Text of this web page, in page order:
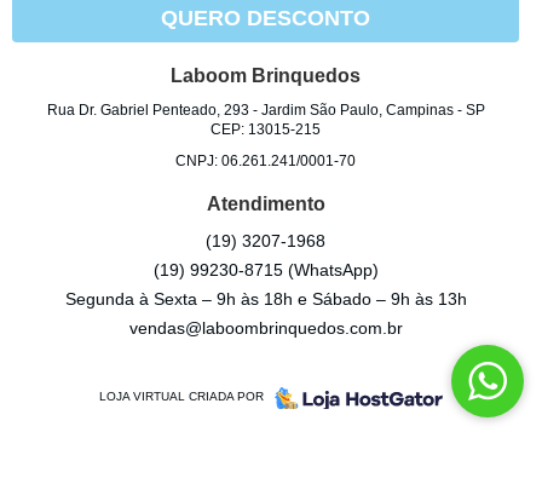
QUERO DESCONTO
Laboom Brinquedos
Rua Dr. Gabriel Penteado, 293- Jardim São Paulo, Campinas- SP
CEP: 13015-215
CNPJ: 06.261.241/0001-70
Atendimento
(19) 3207-1968
(19) 99230-8715 (WhatsApp)
Segunda à Sexta – 9h às 18h e Sábado – 9h às 13h
vendas@laboombrinquedos.com.br
LOJA VIRTUAL CRIADA POR